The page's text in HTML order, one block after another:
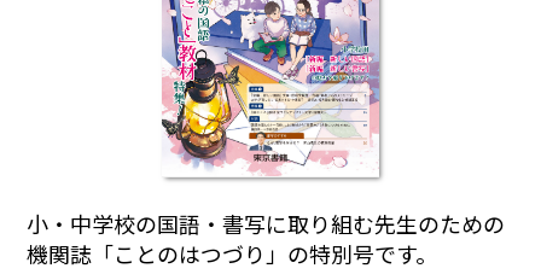
小・中学校の国語・書写に取り組む先生のための
機関誌「ことのはつづり」の特別号です。